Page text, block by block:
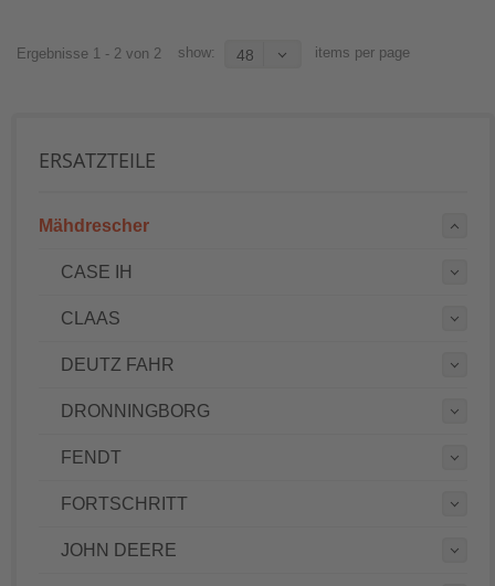
Ergebnisse 1 - 2 von 2 show: 48 items per page
ERSATZTEILE
Mähdrescher
CASE IH
CLAAS
DEUTZ FAHR
DRONNINGBORG
FENDT
FORTSCHRITT
JOHN DEERE